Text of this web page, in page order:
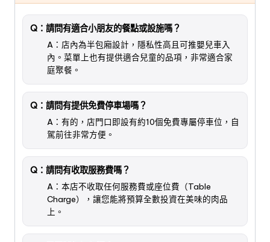
Q：請問有適合小朋友的餐點或設施嗎？
A：店內為半包廂設計，隱私性高且可推嬰兒車入
內。菜單上也有提供適合兒童的品項，非常適合家
庭聚餐。
Q：請問有提供免費停車場嗎？
A：有的，店門口即設有約10個免費專屬停車位，自
駕前往非常方便。
Q：請問有收取服務費嗎？
A：本店不收取任何服務費或座位費（Table
Charge），讓您能將預算全數投資在美味的肉品
上。